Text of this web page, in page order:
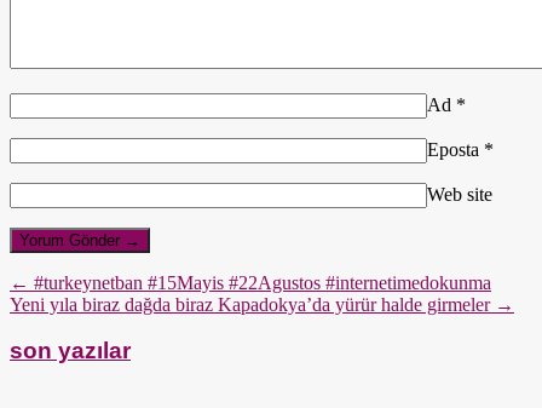
Ad *
Eposta *
Web site
← #turkeynetban #15Mayis #22Agustos #internetimedokunma
Yeni yıla biraz dağda biraz Kapadokya’da yürür halde girmeler →
son yazılar